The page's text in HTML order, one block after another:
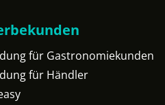
für Gastronomiekunden
für Händler